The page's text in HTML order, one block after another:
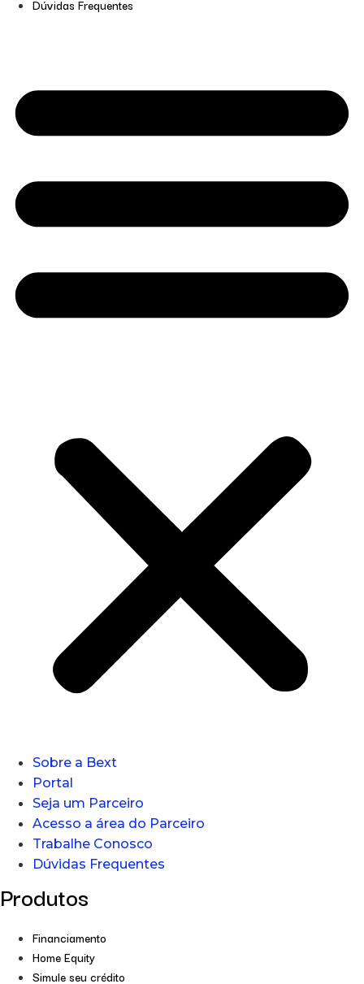
Dúvidas Frequentes
Sobre a Bext
Portal
Seja um Parceiro
Acesso a área do Parceiro
Trabalhe Conosco
Dúvidas Frequentes
Produtos
Financiamento
Home Equity
Simule seu crédito